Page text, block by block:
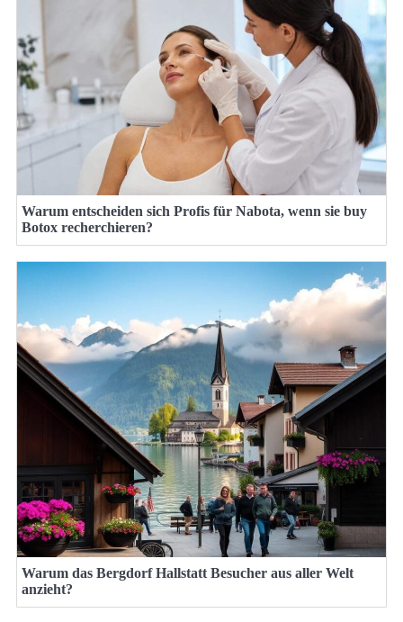
Warum entscheiden sich Profis für Nabota, wenn sie buy
Botox recherchieren?
Warum das Bergdorf Hallstatt Besucher aus aller Welt
anzieht?